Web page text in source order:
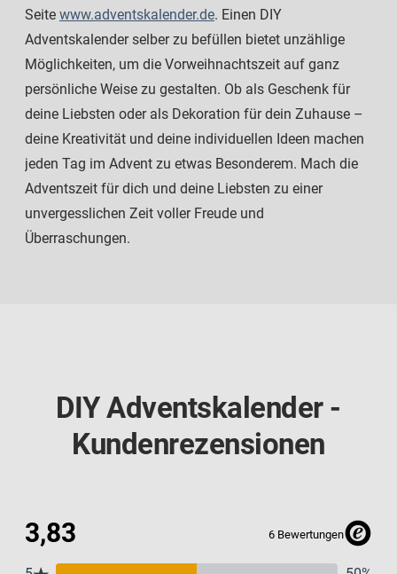
Seite www.adventskalender.de. Einen DIY
Adventskalender selber zu befüllen bietet unzählige
Möglichkeiten, um die Vorweihnachtszeit auf ganz
persönliche Weise zu gestalten. Ob als Geschenk für
deine Liebsten oder als Dekoration für dein Zuhause –
deine Kreativität und deine individuellen Ideen machen
jeden Tag im Advent zu etwas Besonderem. Mach die
Adventszeit für dich und deine Liebsten zu einer
unvergesslichen Zeit voller Freude und
Überraschungen.
DIY Adventskalender -
Kundenrezensionen